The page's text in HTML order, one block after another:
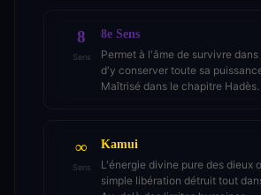
8
Sens
8e Sens
Permet à l'âme de survivre dans
d'y conserver toute sa
Maîtrisé dans le chapitre Hadès.
∞
Sens
Kamui
L'énergie divine pure des dieux
simple libération détruit tout